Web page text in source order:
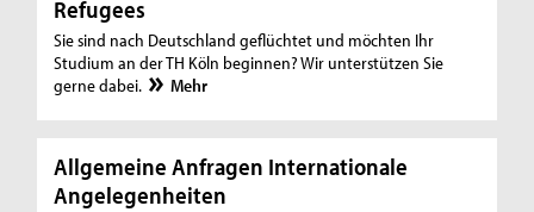
Refugees
Sie sind nach Deutschland geflüchtet und möchten Ihr
Studium an der TH Köln beginnen? Wir unterstützen Sie
gerne dabei.
Mehr
Allgemeine Anfragen Internationale
Angelegenheiten